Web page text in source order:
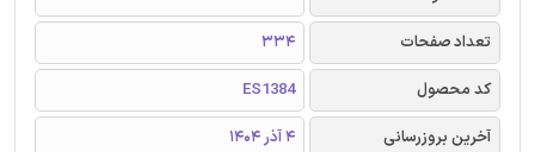
تعداد صفحات
334
کد محصول
ES1384
آخرین بروزرسانی
4 آذر 1404